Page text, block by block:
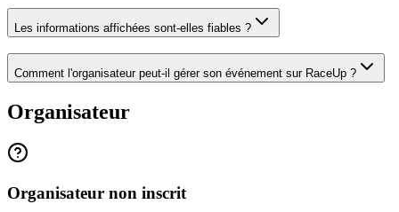
Les informations affichées sont-elles fiables ?
Comment l'organisateur peut-il gérer son événement sur RaceUp ?
Organisateur
Organisateur non inscrit